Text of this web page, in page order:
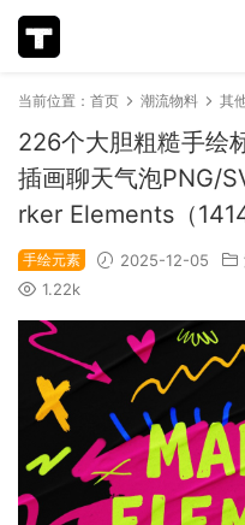
当前位置： 首页 潮流物料 其
226个大胆粗糙手绘
插画聊天气泡PNG/
rker Elements（
手绘元素 2025-12-05
1.22k